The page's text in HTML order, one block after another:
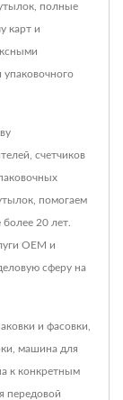
полные
карт и
упаковочного
счетчиков
помогаем
20 лет.
OEM и
сферу на
и фасовки,
машина для
к конкретным
передовой